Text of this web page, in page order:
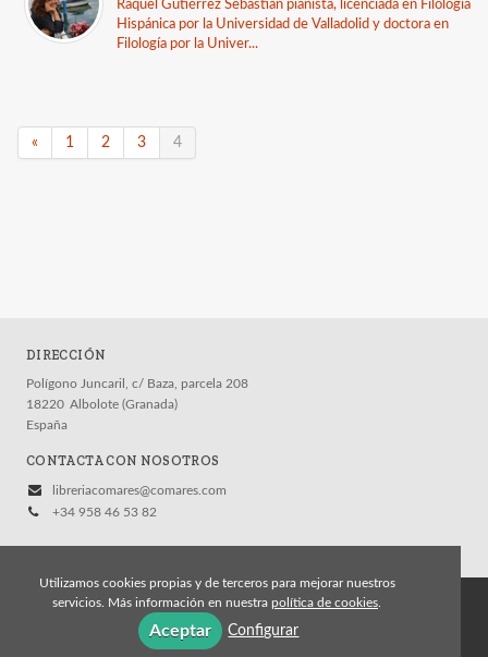
Raquel Gutiérrez Sebastián pianista, licenciada en Filología
Hispánica por la Universidad de Valladolid y doctora en
Filología por la Univer...
« 1 2 3 4
DIRECCIÓN
Polígono Juncaril, c/ Baza, parcela 208
18220 Albolote (Granada)
España
CONTACTA CON NOSOTROS
libreriacomares@comares.com
+34 958 46 53 82
© 2026, Editorial Comares
Política de cookies
Política de privacidad
Utilizamos cookies propias y de terceros para mejorar nuestros
servicios. Más información en nuestra política de cookies
Aceptar Configurar